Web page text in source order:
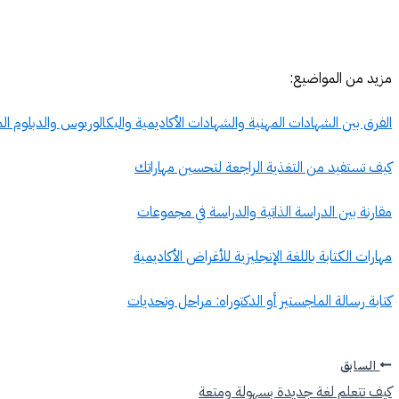
مزيد من المواضيع:
الفرق بين الشهادات المهنية والشهادات الأكاديمية والبكالوريوس والدبلوم
كيف تستفيد من التغذية الراجعة لتحسين مهاراتك
مقارنة بين الدراسة الذاتية والدراسة في مجموعات
مهارات الكتابة باللغة الإنجليزية للأغراض الأكاديمية
كتابة رسالة الماجستير أو الدكتوراه: مراحل وتحديات
السابق
كيف تتعلم لغة جديدة بسهولة ومتعة